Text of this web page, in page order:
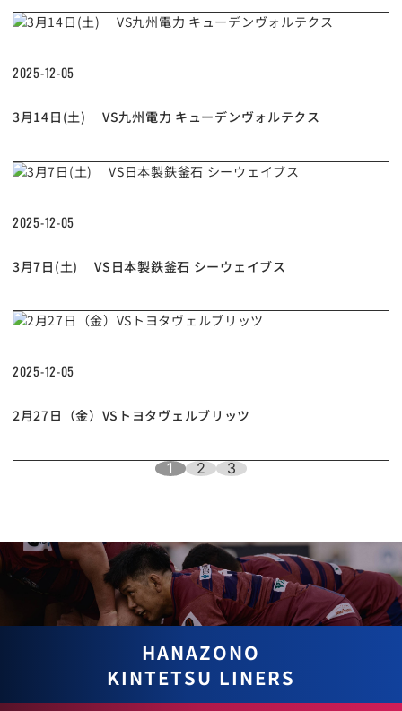
2025-12-05
3月14日(土) VS九州電力 キューデンヴォルテクス
2025-12-05
3月7日(土) VS日本製鉄釜石 シーウェイブス
2025-12-05
2月27日（金）VSトヨタヴェルブリッツ
ペ
ナ
ビ
ゲ
ー
シ
ョ
1 2 3
HANAZONO
KINTETSU LINERS